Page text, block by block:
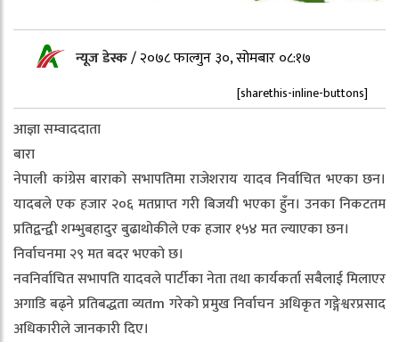
न्यूज डेस्क/२०७८ फाल्गुन ३०, सोमबार ०८:१७
[sharethis-inline-buttons]
आज्ञा सम्वाददाता
बारा
नेपाली कांग्रेस बाराको सभापतिमा राजेशराय यादव निर्वाचित भएका छन।
यादबले एक हजार २०६ मतप्राप्त गरी बिजयी भएका हुँन। उनका निकटतम
प्रतिद्वन्द्वी शम्भुबहादुर बुढाथोकीले एक हजार १५४ मत ल्याएका छन।
निर्वाचनमा २९ मत बदर भएको छ।
नवनिर्वाचित सभापति यादवले पार्टीका नेता तथा कार्यकर्ता सबैलाई मिलाएर
अगाडि बढ्ने प्रतिबद्धता व्यतm गरेको प्रमुख निर्वाचन अधिकृत गङ्गेश्वरप्रसाद
अधिकारीले जानकारी दिए।